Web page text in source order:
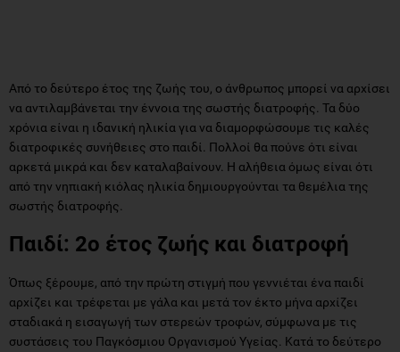
Από το δεύτερο έτος της ζωής του, ο άνθρωπος μπορεί να αρχίσει
να αντιλαμβάνεται την έννοια της σωστής διατροφής. Τα δύο
χρόνια είναι η ιδανική ηλικία για να διαμορφώσουμε τις καλές
διατροφικές συνήθειες στο παιδί. Πολλοί θα πούνε ότι είναι
αρκετά μικρά και δεν καταλαβαίνουν. Η αλήθεια όμως είναι ότι
από την νηπιακή κιόλας ηλικία δημιουργούνται τα θεμέλια της
σωστής διατροφής.
Παιδί: 2ο έτος ζωής και διατροφή
Όπως ξέρουμε, από την πρώτη στιγμή που γεννιέται ένα παιδί
αρχίζει και τρέφεται με γάλα και μετά τον έκτο μήνα αρχίζει
σταδιακά η εισαγωγή των στερεών τροφών, σύμφωνα με τις
συστάσεις του Παγκόσμιου Οργανισμού Υγείας. Κατά το δεύτερο